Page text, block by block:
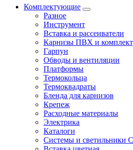
Комплектующие
Разное
Инструмент
Вставка и рассеиватели
Карнизы ПВХ и
Гарпун
Обводы и вентиляции
Платформы
Термокольца
Термоквадраты
Бленда для карнизов
Крепеж
Расходные материалы
Электрика
Каталоги
Системы и светильники